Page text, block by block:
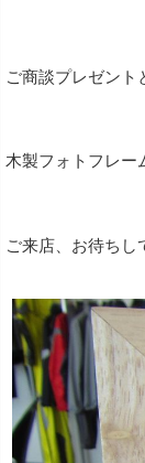
ご商談プレゼント
木製フォトフレー
ご来店、お待ちし